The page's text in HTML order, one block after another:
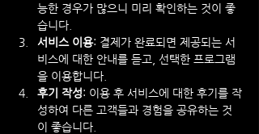
능한 경우가 많으니 미리 확인하는 것이 좋
습니다.
서비스 이용: 결제가 완료되면 제공되는 서
비스에 대한 안내를 듣고, 선택한 프로그램
을 이용합니다.
후기 작성: 이용 후 서비스에 대한 후기를 작
성하여 다른 고객들과 경험을 공유하는 것
이 좋습니다.